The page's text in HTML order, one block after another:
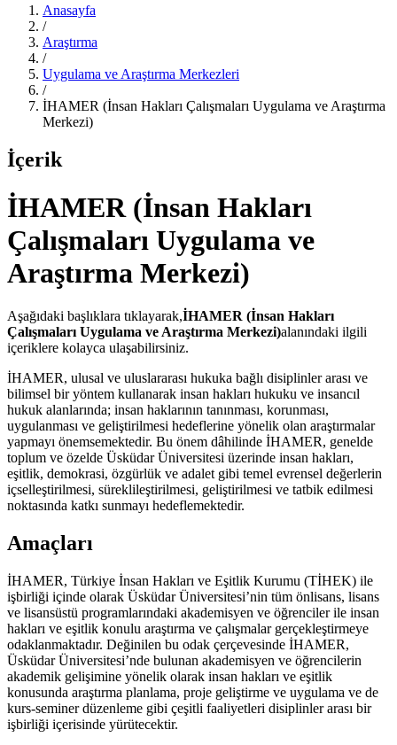
Anasayfa
/
Araştırma
/
Uygulama ve Araştırma Merkezleri
/
İHAMER (İnsan Hakları Çalışmaları Uygulama ve Araştırma
Merkezi)
İçerik
İHAMER (İnsan Hakları
Çalışmaları Uygulama ve
Araştırma Merkezi)
Aşağıdaki başlıklara tıklayarak,İHAMER (İnsan Hakları
Çalışmaları Uygulama ve Araştırma Merkezi)alanındaki ilgili
içeriklere kolayca ulaşabilirsiniz.
İHAMER, ulusal ve uluslararası hukuka bağlı disiplinler arası ve
bilimsel bir yöntem kullanarak insan hakları hukuku ve insancıl
hukuk alanlarında; insan haklarının tanınması, korunması,
uygulanması ve geliştirilmesi hedeflerine yönelik olan araştırmalar
yapmayı önemsemektedir. Bu önem dâhilinde İHAMER, genelde
toplum ve özelde Üsküdar Üniversitesi üzerinde insan hakları,
eşitlik, demokrasi, özgürlük ve adalet gibi temel evrensel değerlerin
içselleştirilmesi, süreklileştirilmesi, geliştirilmesi ve tatbik edilmesi
noktasında katkı sunmayı hedeflemektedir.
Amaçları
İHAMER, Türkiye İnsan Hakları ve Eşitlik Kurumu (TİHEK) ile
işbirliği içinde olarak Üsküdar Üniversitesi’nin tüm önlisans, lisans
ve lisansüstü programlarındaki akademisyen ve öğrenciler ile insan
hakları ve eşitlik konulu araştırma ve çalışmalar gerçekleştirmeye
odaklanmaktadır. Değinilen bu odak çerçevesinde İHAMER,
Üsküdar Üniversitesi’nde bulunan akademisyen ve öğrencilerin
akademik gelişimine yönelik olarak insan hakları ve eşitlik
konusunda araştırma planlama, proje geliştirme ve uygulama ve de
kurs-seminer düzenleme gibi çeşitli faaliyetleri disiplinler arası bir
işbirliği içerisinde yürütecektir.